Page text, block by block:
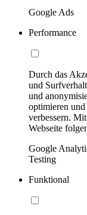
Google Ads
Performance
Durch das
und
und
optimieren und
verbessern.
Webseite
Google
Testing
Funktional